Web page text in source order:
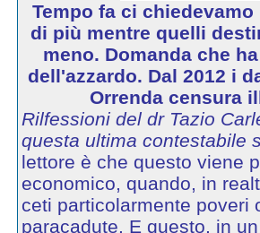
Tempo fa ci
di più mentre quelli
meno. Domanda che
dell'azzardo. Dal 2012 i
Orrenda censura
Rilfessioni del dr Tazio
questa ultima contestabile
lettore è che questo viene
economico, quando, in
ceti particolarmente poveri
paracadute. E questo, in